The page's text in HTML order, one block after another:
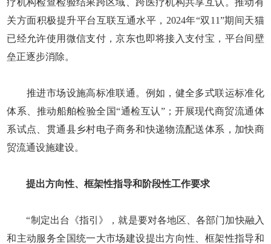
关方面积极提升平台互联互通水平，2024年“双11”期间天猫
已经允许使用微信支付，京东也即将接入支付宝，平台间壁
垒正逐步消除。
推进市场设施高标准联通。例如，健全多式联运标准化
体系、推动船舶检验全国“通检互认”；开展现代商贸流通体
系试点、贯通县乡村电子商务和快递物流配送体系，加快商
贸流通设施建设。
提出方向性、框架性指导和阶段性工作要求
“制定出台《指引》，就是要对各地区、各部门加快融入
和主动服务全国统一大市场建设提出方向性、框架性指导和